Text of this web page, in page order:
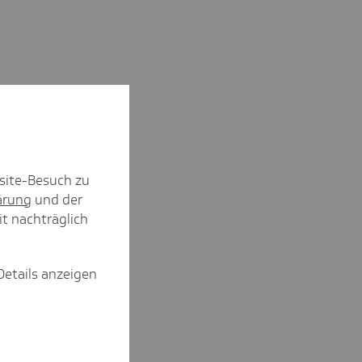
Besuch zu
und der
nachträglich
anzeigen